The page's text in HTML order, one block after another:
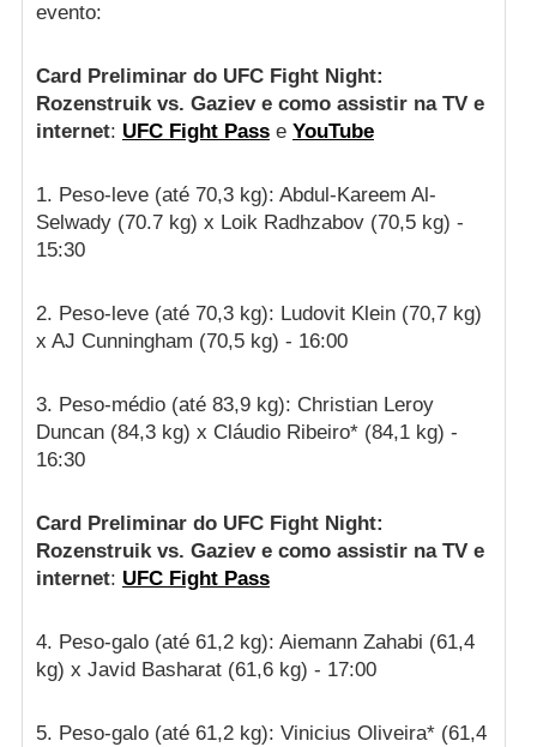
evento:
Card Preliminar do UFC Fight Night:
Rozenstruik vs. Gaziev e como assistir na TV e
internet: UFC Fight Passe YouTube
1. Peso-leve (até 70,3 kg): Abdul-Kareem Al-
Selwady (70.7 kg) x Loik Radhzabov (70,5 kg) -
15:30
2. Peso-leve (até 70,3 kg): Ludovit Klein (70,7 kg)
x AJ Cunningham (70,5 kg) - 16:00
3. Peso-médio (até 83,9 kg): Christian Leroy
Duncan (84,3 kg) x Cláudio Ribeiro* (84,1 kg) -
16:30
Card Preliminar do UFC Fight Night:
Rozenstruik vs. Gaziev e como assistir na TV e
internet: UFC Fight Pass
4. Peso-galo (até 61,2 kg): Aiemann Zahabi (61,4
kg) x Javid Basharat (61,6 kg) - 17:00
5. Peso-galo (até 61,2 kg): Vinicius Oliveira* (61,4